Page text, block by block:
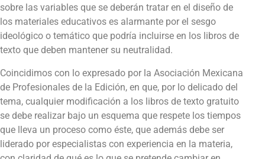
sobre las variables que se deberán tratar en el diseño de
los materiales educativos es alarmante por el sesgo
ideológico o temático que podría incluirse en los libros de
texto que deben mantener su neutralidad.
Coincidimos con lo expresado por la Asociación Mexicana
de Profesionales de la Edición, en que, por lo delicado del
tema, cualquier modificación a los libros de texto gratuito
se debe realizar bajo un esquema que respete los tiempos
que lleva un proceso como éste, que además debe ser
liderado por especialistas con experiencia en la materia,